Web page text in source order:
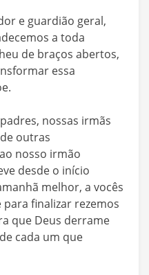
e guardião geral,
a toda
de braços abertos,
essa
nossas irmãs
outras
nosso irmão
desde o início
melhor, a vocês
finalizar rezemos
que Deus derrame
cada um que